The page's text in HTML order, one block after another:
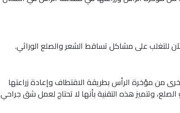
للتغلب على مشاكل تساقط الشعر والصلع الوراثي.
من مؤخرة الرأس بطريقة الاقتطاف وإعادة زراعتها
وتتميز هذه التقنية بأنها لا تحتاج لعمل شق جراحي